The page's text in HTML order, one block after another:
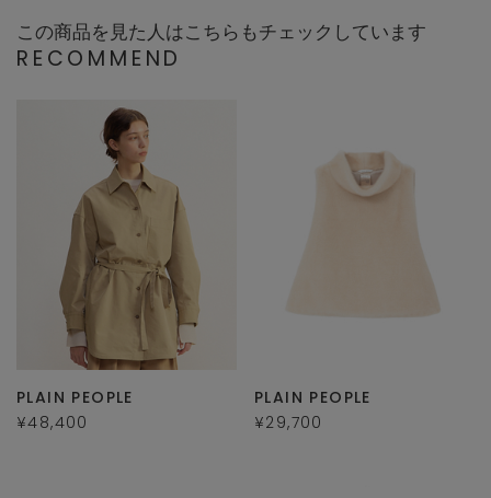
この商品を見た人はこちらもチェックしています
RECOMMEND
PLAIN PEOPLE
¥48,400
PLAIN PEOPLE
¥29,700